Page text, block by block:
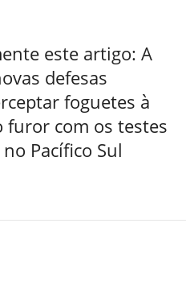
este artigo: A
defesas
foguetes à
furor com os testes
Pacífico Sul